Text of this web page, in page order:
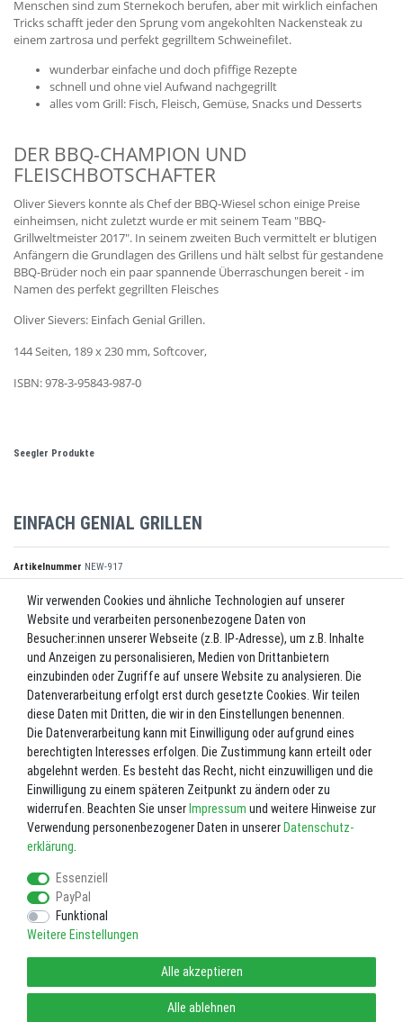
Menschen sind zum Sternekoch berufen, aber mit wirklich einfachen
Tricks schafft jeder den Sprung vom angekohlten Nackensteak zu
einem zartrosa und perfekt gegrilltem Schweinefilet.
wunderbar einfache und doch pfiffige Rezepte
schnell und ohne viel Aufwand nachgegrillt
alles vom Grill: Fisch, Fleisch, Gemüse, Snacks und Desserts
DER BBQ-CHAMPION UND
FLEISCHBOTSCHAFTER
Oliver Sievers konnte als Chef der BBQ-Wiesel schon einige Preise
einheimsen, nicht zuletzt wurde er mit seinem Team "BBQ-
Grillweltmeister 2017". In seinem zweiten Buch vermittelt er blutigen
Anfängern die Grundlagen des Grillens und hält selbst für gestandene
BBQ-Brüder noch ein paar spannende Überraschungen bereit - im
Namen des perfekt gegrillten Fleisches
Oliver Sievers: Einfach Genial Grillen.
144 Seiten, 189 x 230 mm, Softcover,
ISBN: 978-3-95843-987-0
Seegler Produkte
EINFACH GENIAL GRILLEN
Artikelnummer NEW-917
9,99 EUR*
Lieferzeit ca. 2-3 Werktage.
In den Warenkorb
Wunschliste
* inkl. ges. MwSt. zzgl. Versandkosten
Impressum
Widerrufs­recht Vertrag widerrufen
Wir verwenden Cookies und ähnliche Technologien auf unserer
Website und verarbeiten personenbezogene Daten von
Besucher:innen unserer Webseite (z.B. IP-Adresse), um z.B. Inhalte
und Anzeigen zu personalisieren, Medien von Drittanbietern
einzubinden oder Zugriffe auf unsere Website zu analysieren. Die
Datenverarbeitung erfolgt erst durch gesetzte Cookies. Wir teilen
diese Daten mit Dritten, die wir in den Einstellungen benennen.
Die Datenverarbeitung kann mit Einwilligung oder aufgrund eines
berechtigten Interesses erfolgen. Die Zustimmung kann erteilt oder
abgelehnt werden. Es besteht das Recht, nicht einzuwilligen und die
Einwilligung zu einem späteren Zeitpunkt zu ändern oder zu
widerrufen. Beachten Sie unser Impressum und weitere Hinweise zur
Verwendung personenbezogener Daten in unserer Daten­schutz­
erklärung
Essenziell
PayPal
Funktional
Weitere Einstellungen
Alle akzeptieren
Alle ablehnen